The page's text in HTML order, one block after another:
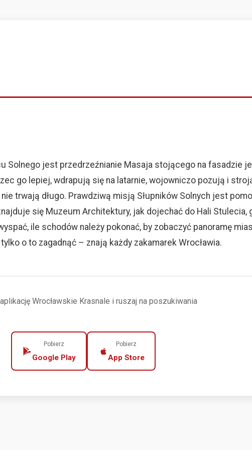
Solnego jest przedrzeźnianie Masaja stojącego na fasadzie
go lepiej, wdrapują się na latarnie, wojowniczo pozują i
trwają długo. Prawdziwą misją Słupników Solnych jest
się Muzeum Architektury, jak dojechać do Hali Stulecia,
ile schodów należy pokonać, by zobaczyć panoramę
o to zagadnąć – znają każdy zakamarek Wrocławia.
Wrocławskie Krasnale i ruszaj na poszukiwania
Pobierz
Google Play
Pobierz
App Store